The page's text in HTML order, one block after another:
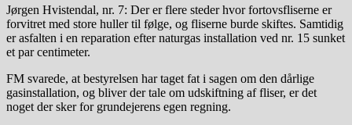
Jørgen Hvistendal, nr. 7: Der er flere steder hvor fortovsfliserne er
forvitret med store huller til følge, og fliserne burde skiftes. Samtidig
er asfalten i en reparation efter naturgas installation ved nr. 15 sunket
et par centimeter.
FM svarede, at bestyrelsen har taget fat i sagen om den dårlige
gasinstallation, og bliver der tale om udskiftning af fliser, er det
noget der sker for grundejerens egen regning.